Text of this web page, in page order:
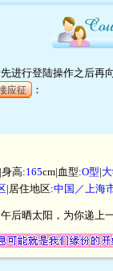
进行登陆操作之后
应征 ：
|身高:165cm|血型:O型|
|居住地区:中国／上海
后晒太阳，为你递